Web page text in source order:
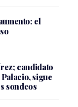
el
candidato
sigue
sondeos